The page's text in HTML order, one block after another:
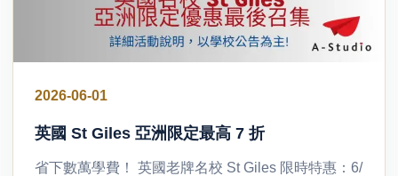
2026-06-01
英國 St Giles 亞洲限定最高 7 折
省下數萬學費！ 英國老牌名校 St Giles 限時特惠：6/